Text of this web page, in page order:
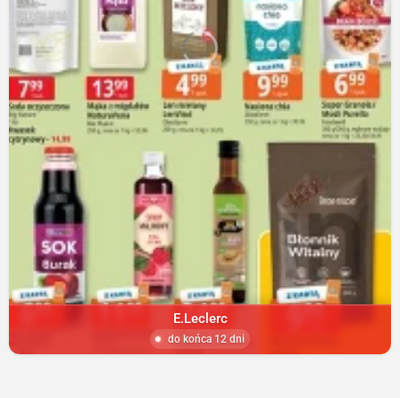
E.Leclerc
do końca 12 dni